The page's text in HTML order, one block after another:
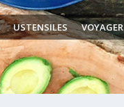
USTENSILES VOYAGER